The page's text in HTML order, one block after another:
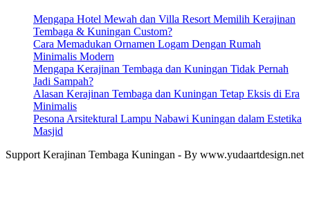
Mengapa Hotel Mewah dan Villa Resort Memilih Kerajinan
Tembaga & Kuningan Custom?
Cara Memadukan Ornamen Logam Dengan Rumah
Minimalis Modern
Mengapa Kerajinan Tembaga dan Kuningan Tidak Pernah
Jadi Sampah?
Alasan Kerajinan Tembaga dan Kuningan Tetap Eksis di Era
Minimalis
Pesona Arsitektural Lampu Nabawi Kuningan dalam Estetika
Masjid
Support Kerajinan Tembaga Kuningan - By www.yudaartdesign.net